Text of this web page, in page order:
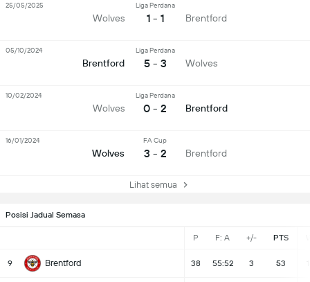
Posisi Jadual Semasa
P F: A +/- PTS
9 Brentford 38 55:52 3 53
Wolves
Liga Perdana
1 - 1 Brentford
25/05/2025
Brentford
Liga Perdana
5 - 3 Wolves
05/10/2024
Wolves
Liga Perdana
0 - 2 Brentford
10/02/2024
Wolves
FA Cup
3 - 2 Brentford
16/01/2024
Lihat semua